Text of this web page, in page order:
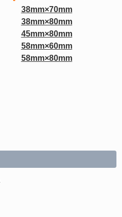
38mm×70mm
38mm×80mm
45mm×80mm
58mm×60mm
58mm×80mm